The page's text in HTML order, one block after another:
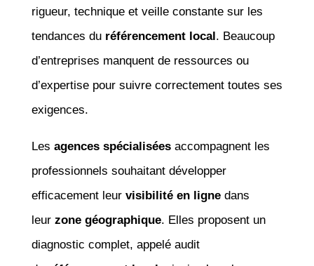
rigueur, technique et veille constante sur les
tendances du référencement local. Beaucoup
d’entreprises manquent de ressources ou
d’expertise pour suivre correctement toutes ses
exigences.
Les agences spécialiséesaccompagnent les
professionnels souhaitant développer
efficacement leur visibilité en lignedans
leur zone géographique. Elles proposent un
diagnostic complet, appelé audit